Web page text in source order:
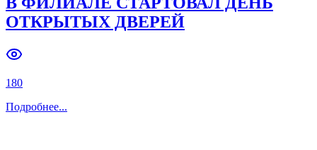
Previous slide Next slide
ОТКРЫТЫХ ДВЕРЕЙ
180
Подробнее...